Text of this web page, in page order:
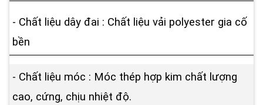
- Chất liệu dây đai : Chất liệu vải polyester gia cố
bền
- Chất liệu móc : Móc thép hợp kim chất lượng
cao, cứng, chịu nhiệt độ.